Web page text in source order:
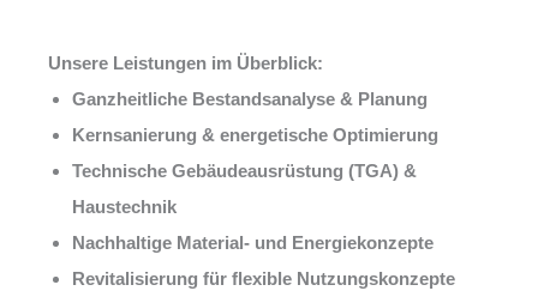
Unsere Leistungen im Überblick:
Ganzheitliche Bestandsanalyse & Planung
Kernsanierung & energetische Optimierung
Technische Gebäudeausrüstung (TGA) &
Haustechnik
Nachhaltige Material- und Energiekonzepte
Revitalisierung für flexible Nutzungskonzepte